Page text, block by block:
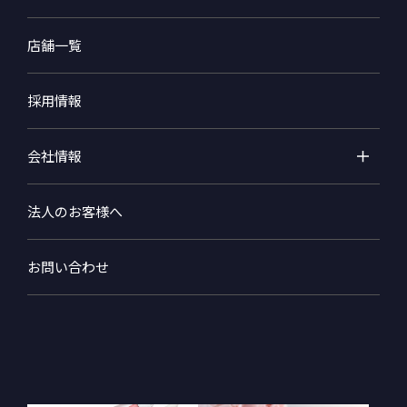
店舗一覧
採用情報
会社情報
法人のお客様へ
お問い合わせ